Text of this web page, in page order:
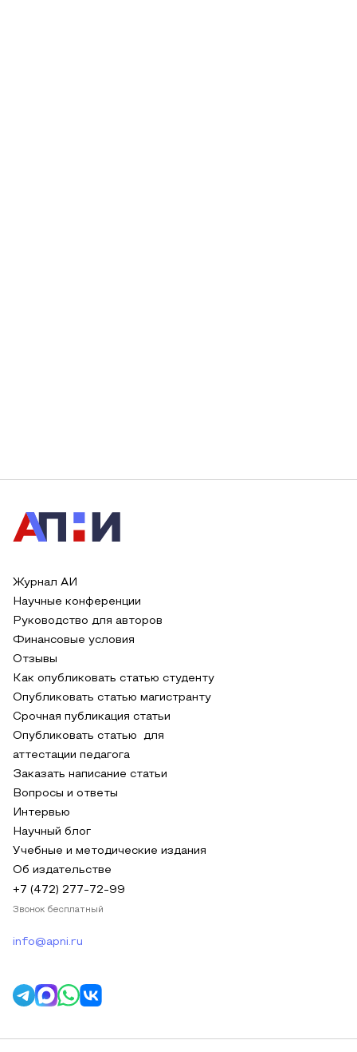
Журнал АИ
Научные конференции
Руководство для авторов
Финансовые условия
Отзывы
Как опубликовать статью студенту
Опубликовать статью магистранту
Срочная публикация статьи
Опубликовать статью для
аттестации педагога
Заказать написание статьи
Вопросы и ответы
Интервью
Научный блог
Учебные и методические издания
Об издательстве
+7 (472) 277-72-99
Звонок бесплатный
info@apni.ru